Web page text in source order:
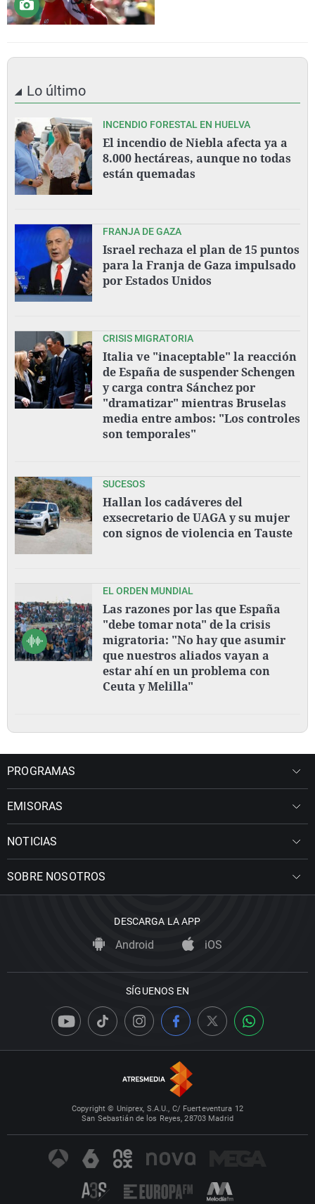
Lo último
INCENDIO FORESTAL EN HUELVA
El incendio de Niebla afecta ya a
8.000 hectáreas, aunque no todas
están quemadas
FRANJA DE GAZA
Israel rechaza el plan de 15 puntos
para la Franja de Gaza impulsado
por Estados Unidos
CRISIS MIGRATORIA
Italia ve "inaceptable" la reacción
de España de suspender Schengen
y carga contra Sánchez por
"dramatizar" mientras Bruselas
media entre ambos: "Los controles
son temporales"
SUCESOS
Hallan los cadáveres del
exsecretario de UAGA y su mujer
con signos de violencia en Tauste
EL ORDEN MUNDIAL
Las razones por las que España
"debe tomar nota" de la crisis
migratoria: "No hay que asumir
que nuestros aliados vayan a
estar ahí en un problema con
Ceuta y Melilla"
PROGRAMAS
EMISORAS
NOTICIAS
SOBRE NOSOTROS
DESCARGA LA APP
Android iOS
SÍGUENOS EN
Copyright © Uniprex, S.A.U., C/ Fuerteventura 12
San Sebastián de los Reyes, 28703 Madrid